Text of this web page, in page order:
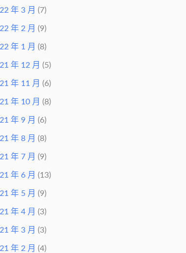
年 3 月 (7)
年 2 月 (9)
年 1 月 (8)
年 12 月 (5)
年 11 月 (6)
年 10 月 (8)
年 9 月 (6)
年 8 月 (8)
年 7 月 (9)
年 6 月 (13)
年 5 月 (9)
年 4 月 (3)
年 3 月 (3)
年 2 月 (4)